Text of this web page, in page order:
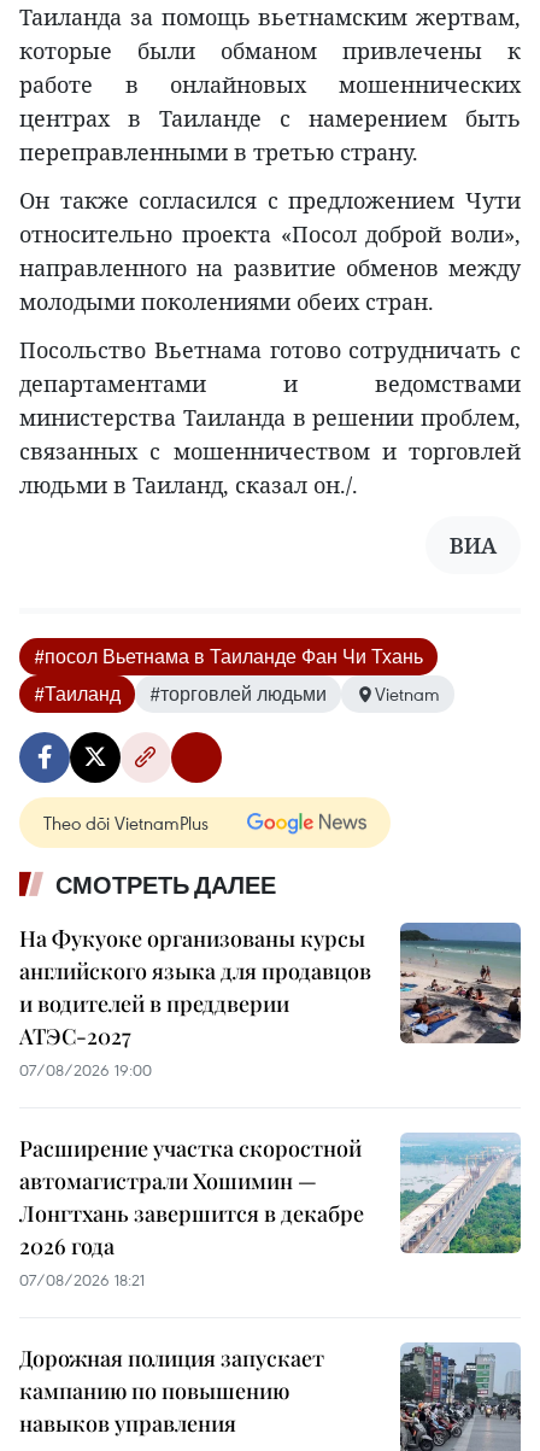
Таиланда за помощь вьетнамским жертвам,
которые были обманом привлечены к
работе в онлайновых мошеннических
центрах в Таиланде с намерением быть
переправленными в третью страну.
Он также согласился с предложением Чути
относительно проекта «Посол доброй воли»‎,
направленного на развитие обменов между
молодыми поколениями обеих стран.
Посольство Вьетнама готово сотрудничать с
департаментами и ведомствами
министерства Таиланда в решении проблем,
связанных с мошенничеством и торговлей
людьми в Таиланд, сказал он./.
ВИА
#посол Вьетнама в Таиланде Фан Чи Тхань
#Таиланд
#торговлей людьми Vietnam
Theo dõi VietnamPlus
СМОТРЕТЬ ДАЛЕЕ
На Фукуоке организованы курсы
английского языка для продавцов
и водителей в преддверии
АТЭС-2027
07/08/2026 19:00
Расширение участка скоростной
автомагистрали Хошимин —
Лонгтхань завершится в декабре
2026 года
07/08/2026 18:21
Дорожная полиция запускает
кампанию по повышению
навыков управления